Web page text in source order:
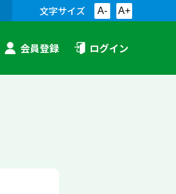
文字サイズ A- A+
会員登録 ログイン